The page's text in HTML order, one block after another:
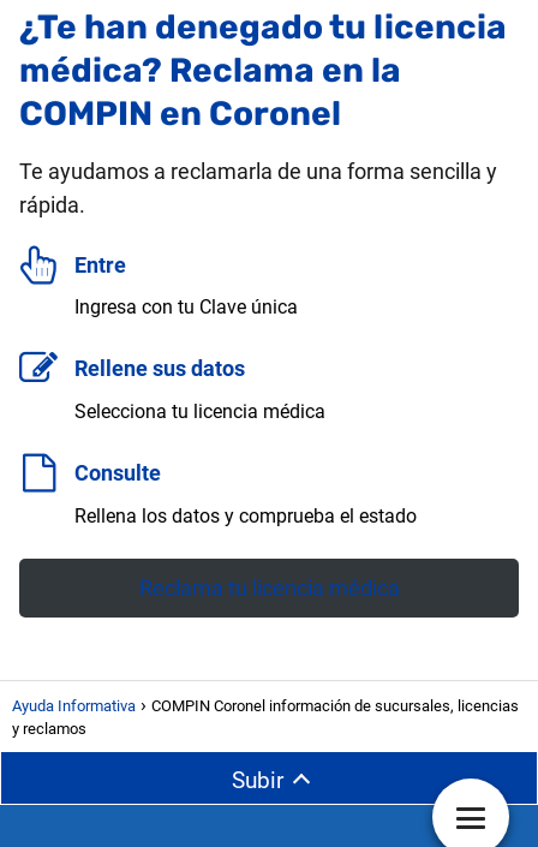
¿Te han denegado tu licencia
médica? Reclama en la
COMPIN en Coronel
Te ayudamos a reclamarla de una forma sencilla y
rápida.
Entre
Ingresa con tu Clave única
Rellene sus datos
Selecciona tu licencia médica
Consulte
Rellena los datos y comprueba el estado
Reclama tu licencia médica
Ayuda Informativa
COMPIN Coronel información de sucursales, licencias
y reclamos
Subir